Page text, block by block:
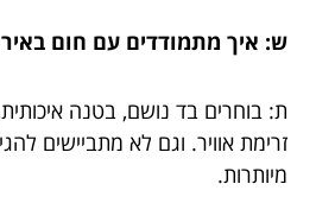
ש: איך מתמודדים עם חום
ת: בוחרים בד נושם, בטנה
זרימת אוויר. וגם לא מתביישים
מיותרות.